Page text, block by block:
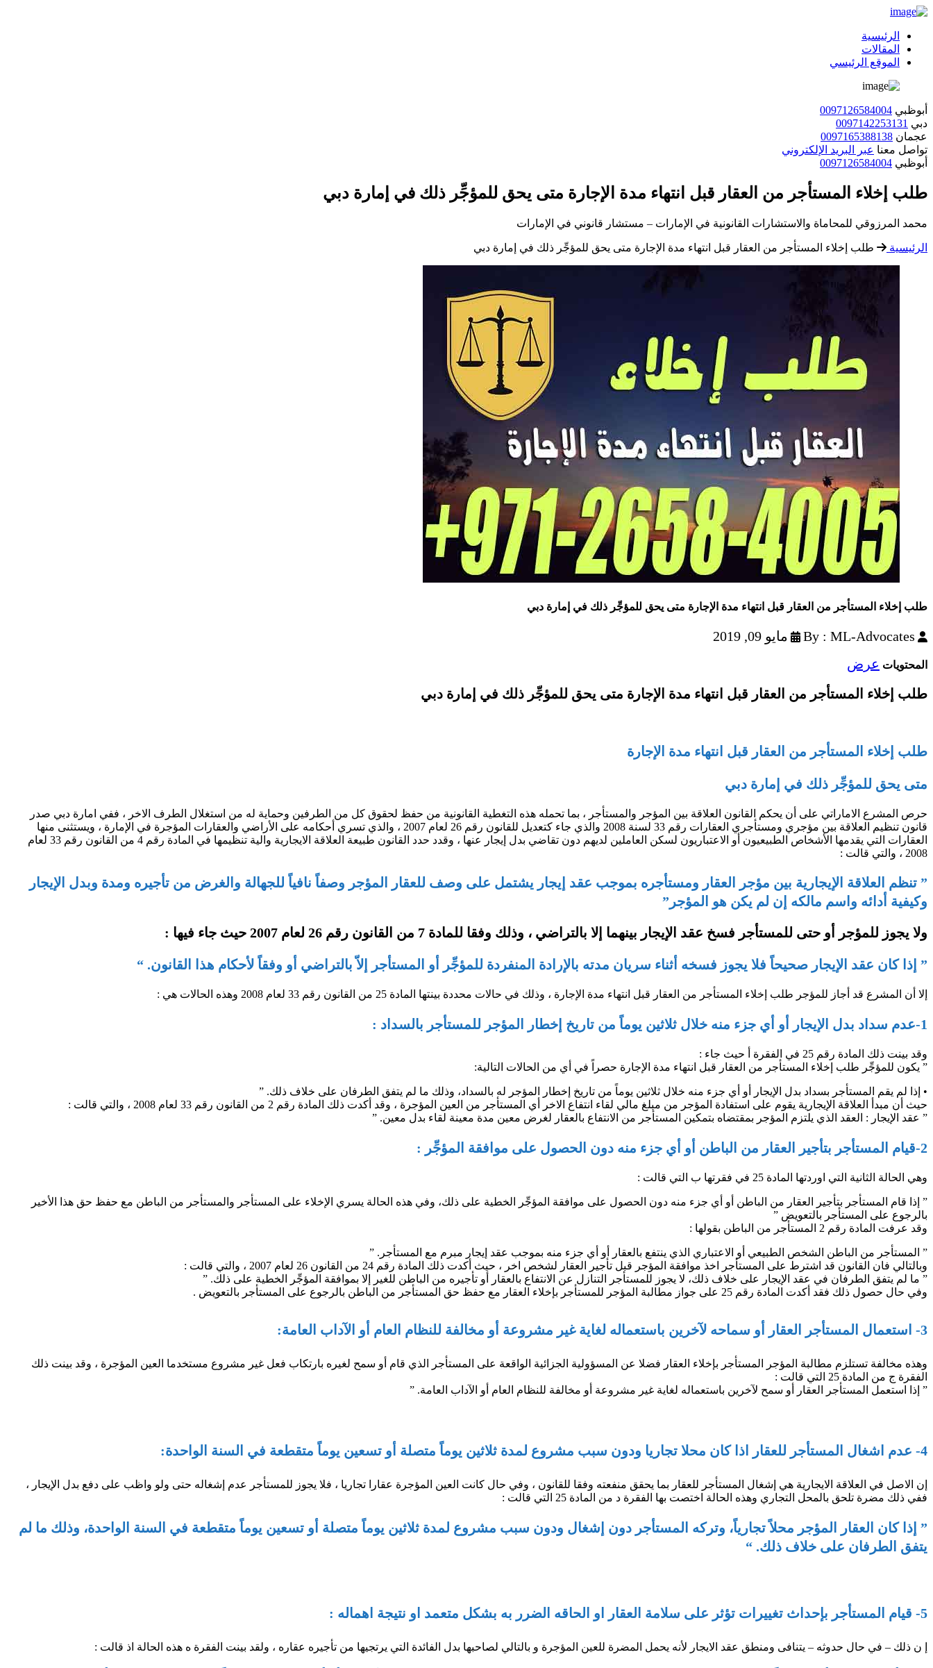
الرئيسية
المقالات
الموقع الرئيسي
أبوظبي 0097126584004
دبي 0097142253131
عجمان 0097165388138
تواصل معنا عبر البريد الإلكتروني
أبوظبي 0097126584004
طلب إخلاء المستأجر من العقار قبل انتهاء مدة الإجارة متى يحق للمؤجِّر ذلك في إمارة دبي
محمد المرزوقي للمحاماة والاستشارات القانونية في الإمارات – مستشار قانوني في الإمارات
الرئيسية طلب إخلاء المستأجر من العقار قبل انتهاء مدة الإجارة متى يحق للمؤجِّر ذلك في إمارة دبي
طلب إخلاء المستأجر من العقار قبل انتهاء مدة الإجارة متى يحق للمؤجِّر ذلك في إمارة دبي
By : ML-Advocates مايو 09, 2019
المحتويات عرض
طلب إخلاء المستأجر من العقار قبل انتهاء مدة الإجارة متى يحق للمؤجِّر ذلك في إمارة دبي
طلب إخلاء المستأجر من العقار قبل انتهاء مدة الإجارة
متى يحق للمؤجِّر ذلك في إمارة دبي
حرص المشرع الاماراتي على أن يحكم القانون العلاقة بين المؤجر والمستأجر ، بما تحمله هذه التغطية القانونية من حفظ لحقوق كل من الطرفين وحماية له من استغلال الطرف الاخر ، ففي امارة دبي صدر
قانون تنظيم العلاقة بين مؤجري ومستأجري العقارات رقم 33 لسنة 2008 والذي جاء كتعديل للقانون رقم 26 لعام 2007 ، والذي تسري أحكامه على الأراضي والعقارات المؤجرة في الإمارة ، ويستثنى منها
العقارات التي يقدمها الأشخاص الطبيعيون أو الاعتباريون لسكن العاملين لديهم دون تقاضي بدل إيجار عنها ، وقدد حدد القانون طبيعة العلاقة الايجارية والية تنظيمها في المادة رقم 4 من القانون رقم 33 لعام
2008 ، والتي قالت :
” تنظم العلاقة الإيجارية بين مؤجر العقار ومستأجره بموجب عقد إيجار يشتمل على وصف للعقار المؤجر وصفاً نافياً للجهالة والغرض من تأجيره ومدة وبدل الإيجار
وكيفية أدائه واسم مالكه إن لم يكن هو المؤجر”
ولا يجوز للمؤجر أو حتى للمستأجر فسخ عقد الإيجار بينهما إلا بالتراضي ، وذلك وفقا للمادة 7 من القانون رقم 26 لعام 2007 حيث جاء فيها :
” إذا كان عقد الإيجار صحيحاً فلا يجوز فسخه أثناء سريان مدته بالإرادة المنفردة للمؤجِّر أو المستأجر إلاّ بالتراضي أو وفقاً لأحكام هذا القانون. “
إلا أن المشرع قد أجاز للمؤجر طلب إخلاء المستأجر من العقار قبل انتهاء مدة الإجارة ، وذلك في حالات محددة بينتها المادة 25 من القانون رقم 33 لعام 2008 وهذه الحالات هي :
1-عدم سداد بدل الإيجار أو أي جزء منه خلال ثلاثين يوماً من تاريخ إخطار المؤجر للمستأجر بالسداد :
وقد بينت ذلك المادة رقم 25 في الفقرة أ حيث جاء :
” يكون للمؤجِّر طلب إخلاء المستأجر من العقار قبل انتهاء مدة الإجارة حصراً في أي من الحالات التالية:
• إذا لم يقم المستأجر بسداد بدل الإيجار أو أي جزء منه خلال ثلاثين يوماً من تاريخ إخطار المؤجر له بالسداد، وذلك ما لم يتفق الطرفان على خلاف ذلك. ”
حيث أن مبدأ العلاقة الإيجارية يقوم على استفادة المؤجر من مبلغ مالي لقاء انتفاع الاخر أي المستأجر من العين المؤجرة ، وقد أكدت ذلك المادة رقم 2 من القانون رقم 33 لعام 2008 ، والتي قالت :
” عقد الإيجار : العقد الذي يلتزم المؤجر بمقتضاه بتمكين المستأجر من الانتفاع بالعقار لغرض معين مدة معينة لقاء بدل معين. ”
2-قيام المستأجر بتأجير العقار من الباطن أو أي جزء منه دون الحصول على موافقة المؤجِّر :
وهي الحالة الثانية التي اوردتها المادة 25 في فقرتها ب التي قالت :
” إذا قام المستأجر بتأجير العقار من الباطن أو أي جزء منه دون الحصول على موافقة المؤجِّر الخطية على ذلك، وفي هذه الحالة يسري الإخلاء على المستأجر والمستأجر من الباطن مع حفظ حق هذا الأخير
بالرجوع على المستأجر بالتعويض ”
وقد عرفت المادة رقم 2 المستأجر من الباطن بقولها :
” المستأجر من الباطن الشخص الطبيعي أو الاعتباري الذي ينتفع بالعقار أو أي جزء منه بموجب عقد إيجار مبرم مع المستأجر. ”
وبالتالي فان القانون قد اشترط على المستأجر اخذ موافقة المؤجر قبل تأجير العقار لشخص اخر ، حيث أكدت ذلك المادة رقم 24 من القانون 26 لعام 2007 ، والتي قالت :
” ما لم يتفق الطرفان في عقد الإيجار على خلاف ذلك، لا يجوز للمستأجر التنازل عن الانتفاع بالعقار أو تأجيره من الباطن للغير إلا بموافقة المؤجِّر الخطية على ذلك. ”
وفي حال حصول ذلك فقد أكدت المادة رقم 25 على جواز مطالبة المؤجر للمستأجر بإخلاء العقار مع حفظ حق المستأجر من الباطن بالرجوع على المستأجر بالتعويض .
3- استعمال المستأجر العقار أو سماحه لآخرين باستعماله لغاية غير مشروعة أو مخالفة للنظام العام أو الآداب العامة:
وهذه مخالفة تستلزم مطالبة المؤجر المستأجر بإخلاء العقار فضلا عن المسؤولية الجزائية الواقعة على المستأجر الذي قام أو سمح لغيره بارتكاب فعل غير مشروع مستخدما العين المؤجرة ، وقد بينت ذلك
الفقرة ج من المادة 25 التي قالت :
” إذا استعمل المستأجر العقار أو سمح لآخرين باستعماله لغاية غير مشروعة أو مخالفة للنظام العام أو الآداب العامة. ”
4- عدم اشغال المستأجر للعقار اذا كان محلا تجاريا ودون سبب مشروع لمدة ثلاثين يوماً متصلة أو تسعين يوماً متقطعة في السنة الواحدة:
إن الاصل في العلاقة الايجارية هي إشغال المستأجر للعقار بما يحقق منفعته وفقا للقانون ، وفي حال كانت العين المؤجرة عقارا تجاريا ، فلا يجوز للمستأجر عدم إشغاله حتى ولو واظب على دفع بدل الإيجار ،
ففي ذلك مضرة تلحق بالمحل التجاري وهذه الحالة اختصت بها الفقرة د من المادة 25 التي قالت :
” إذا كان العقار المؤجر محلاً تجارياً، وتركه المستأجر دون إشغال ودون سبب مشروع لمدة ثلاثين يوماً متصلة أو تسعين يوماً متقطعة في السنة الواحدة، وذلك ما لم
يتفق الطرفان على خلاف ذلك. “
5- قيام المستأجر بإحداث تغييرات تؤثر على سلامة العقار او الحاقه الضرر به بشكل متعمد او نتيجة اهماله :
إ ن ذلك – في حال حدوثه – يتنافى ومنطق عقد الايجار لأنه يحمل المضرة للعين المؤجرة و بالتالي لصاحبها بدل الفائدة التي يرتجيها من تأجيره عقاره ، ولقد بينت الفقرة ه هذه الحالة اذ قالت :